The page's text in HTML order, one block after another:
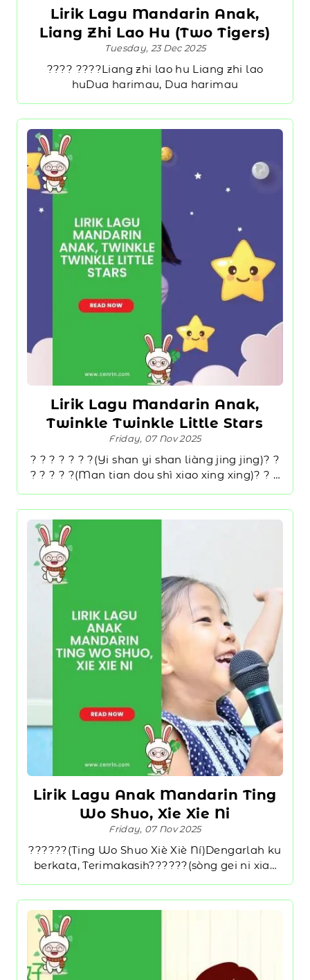
Lirik Lagu Mandarin Anak,
Liang Zhi Lao Hu (Two Tigers)
Tuesday, 23 Dec 2025
???? ????Liang zhi lao hu Liang zhi lao
huDua harimau, Dua harimau
Lirik Lagu Mandarin Anak,
Twinkle Twinkle Little Stars
Friday, 07 Nov 2025
? ? ? ? ? ? ?(Yi shan yi shan liàng jing jing)? ?
? ? ? ? ?(Man tian dou shì xiao xing xing)? ? ?
Lirik Lagu Anak Mandarin Ting
Wo Shuo, Xie Xie Ni
Friday, 07 Nov 2025
??????(Ting Wo Shuo Xiè Xiè Ní)Dengarlah ku
berkata, Terimakasih??????(sòng gei ni xiao